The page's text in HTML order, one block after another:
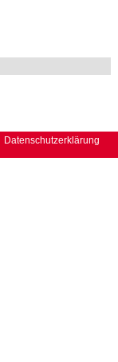
Datenschutzerklärung